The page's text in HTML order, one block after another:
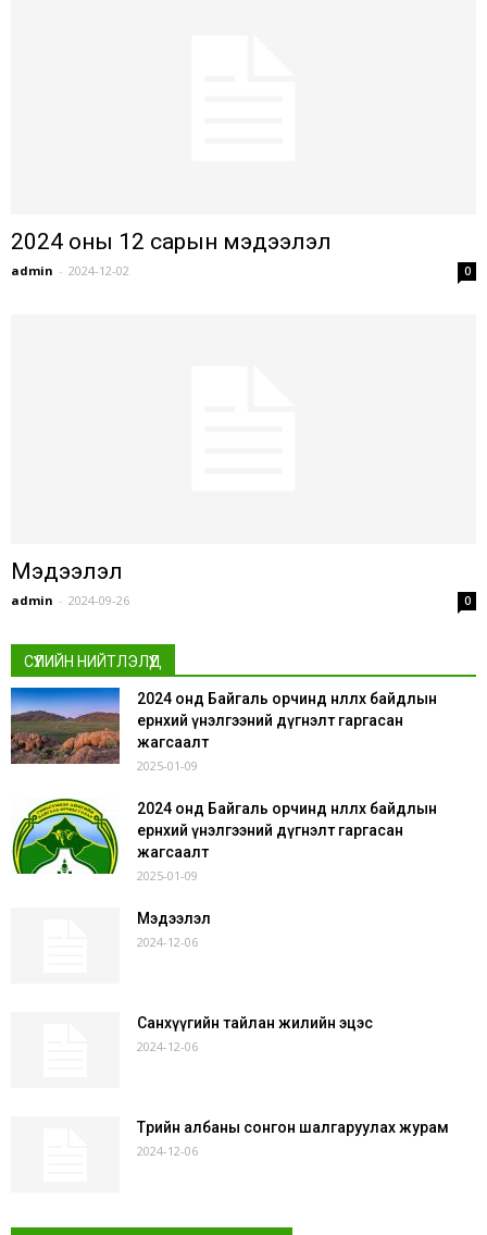
2024 оны 12 сарын мэдээлэл
admin - 2024-12-02 0
Мэдээлэл
admin - 2024-09-26 0
СҮҮЛИЙН НИЙТЛЭЛҮҮД
2024 онд Байгаль орчинд нөлөөлөх байдлын
ерөнхий үнэлгээний дүгнэлт гаргасан
жагсаалт
2025-01-09
2024 онд Байгаль орчинд нөлөөлөх байдлын
ерөнхий үнэлгээний дүгнэлт гаргасан
жагсаалт
2025-01-09
Мэдээлэл
2024-12-06
Санхүүгийн тайлан жилийн эцэс
2024-12-06
Төрийн албаны сонгон шалгаруулах журам
2024-12-06